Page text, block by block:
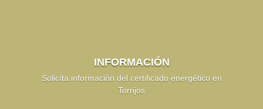
INFORMACIÓN
Solicíta información del certificado energético en
Torrijos